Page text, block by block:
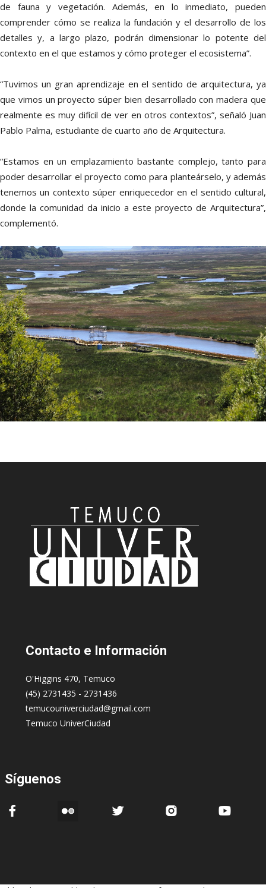
de fauna y vegetación. Además, en lo inmediato, pueden
comprender cómo se realiza la fundación y el desarrollo de los
detalles y, a largo plazo, podrán dimensionar lo potente del
contexto en el que estamos y cómo proteger el ecosistema”.
“Tuvimos un gran aprendizaje en el sentido de arquitectura, ya
que vimos un proyecto súper bien desarrollado con madera que
realmente es muy difícil de ver en otros contextos”, señaló Juan
Pablo Palma, estudiante de cuarto año de Arquitectura.
“Estamos en un emplazamiento bastante complejo, tanto para
poder desarrollar el proyecto como para planteárselo, y además
tenemos un contexto súper enriquecedor en el sentido cultural,
donde la comunidad da inicio a este proyecto de Arquitectura”,
complementó.
Contacto e Información
O'Higgins 470, Temuco
(45) 2731435 - 2731436
temucouniverciudad@gmail.com
Temuco UniverCiudad
Síguenos